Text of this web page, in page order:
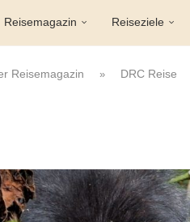
Reisemagazin Reiseziele
Reisemagazin » DRC Reise